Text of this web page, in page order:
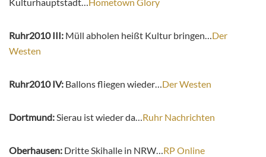
Ruhr2010 III: Müll abholen heißt Kultur bringen… Der
Westen
Ruhr2010 IV: Ballons fliegen wieder… Der Westen
Dortmund: Sierau ist wieder da… Ruhr Nachrichten
Oberhausen: Dritte Skihalle in NRW… RP Online